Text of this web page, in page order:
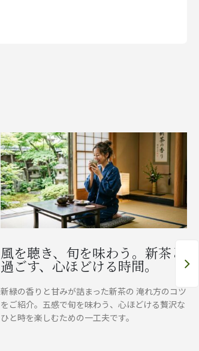
風を聴き、旬を味わう。新茶と
過ごす、心ほどける時間。
新緑の香りと甘みが詰まった新茶の 淹れ方のコツ
をご紹介。五感で旬を味わう、心ほどける贅沢な
ひと時を楽しむための一工夫です。